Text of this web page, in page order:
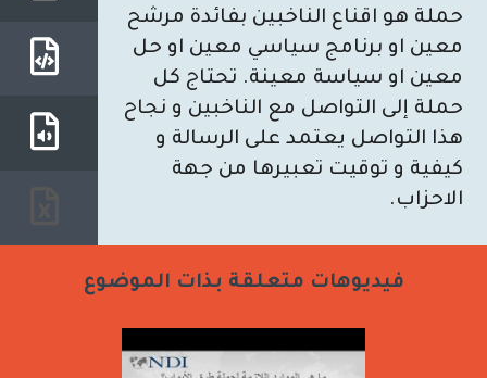
حملة هو اقناع الناخبين بفائدة مرشح
معين او برنامج سياسي معين او حل
معين او سياسة معينة. تحتاج كل
حملة إلى التواصل مع الناخبين و نجاح
هذا التواصل يعتمد على الرسالة و
كيفية و توقيت تعبيرها من جهة
الاحزاب.
فيديوهات متعلقة بذات الموضوع